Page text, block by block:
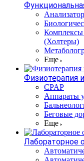
Комплексы
(Холтеры)
Еще
Физиотерапия
CPAP
Аппараты
Беговые
Еще
Лабораторное